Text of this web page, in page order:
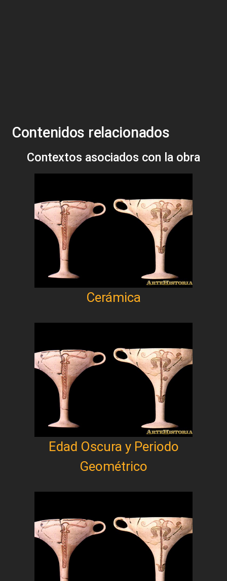
Contenidos relacionados
Contextos asociados con la obra
Cerámica
Edad Oscura y Periodo
Geométrico